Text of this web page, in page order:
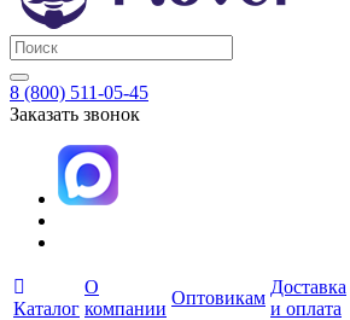
8 (800) 511-05-45
Заказать звонок
Каталог
О
компании
Оптовикам
Доставка
и оплата